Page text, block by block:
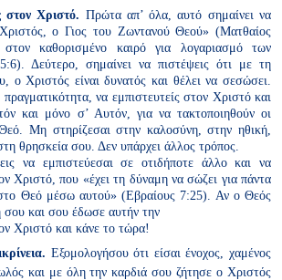
στον Χριστό. Πρώτα απ’ όλα, αυτό σημαίνει να
Χριστός, ο Γιος του Ζωντανού Θεού» (Ματθαίος
καθορισμένο καιρό για λογαριασμό των
Δεύτερο, σημαίνει να πιστέψεις ότι με τη
ο Χριστός είναι δυνατός και θέλει να σεσώσει.
να εμπιστευτείς στον Χριστό και
και μόνο σ’ Αυτόν, για να τακτοποιηθούν οι
Μη στηρίζεσαι στην καλοσύνη, στην ηθική,
θρησκεία σου. Δεν υπάρχει άλλος τρόπος.
να εμπιστεύεσαι σε οτιδήποτε άλλο και να
Χριστό, που «έχει τη δύναμη να σώζει για πάντα
Θεό μέσω αυτού» (Εβραίους 7:25). Αν ο Θεός
σου και σου έδωσε αυτήν την
Χριστό και κάνε το τώρα!
Εξομολογήσου ότι είσαι ένοχος, χαμένος
και με όλη την καρδιά σου ζήτησε ο Χριστός